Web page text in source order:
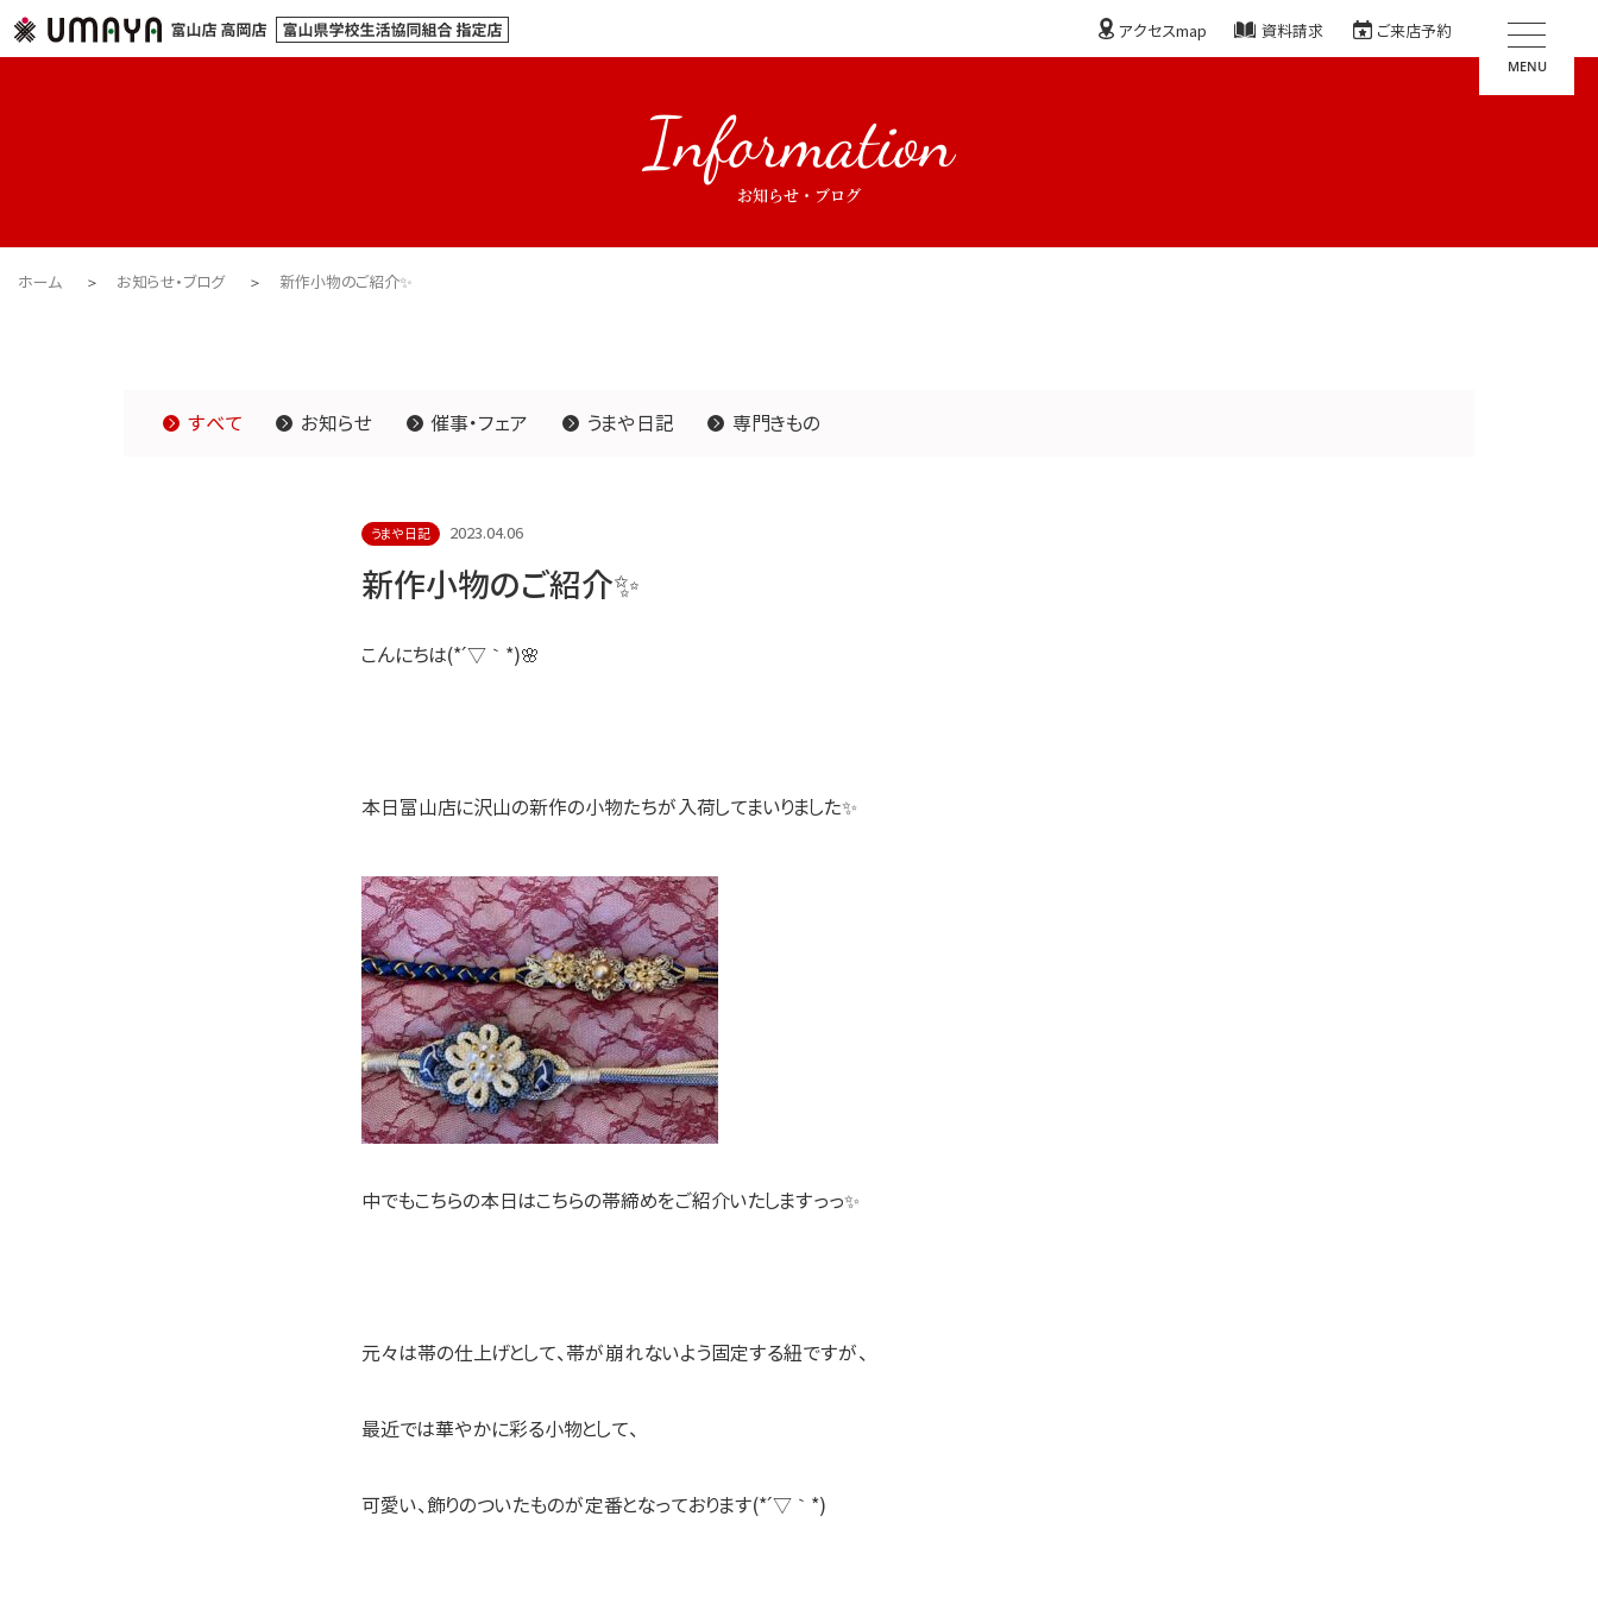
アクセスmap 資料請求 ご来店予約
MENU
Information
お知らせ・ブログ
ホーム お知らせ・ブログ 新作小物のご紹介✨
すべて お知らせ 催事・フェア うまや日記 専門きもの
うまや日記 2023.04.06
新作小物のご紹介✨
こんにちは(*´▽｀*)🌸
本日富山店に沢山の新作の小物たちが入荷してまいりました✨
中でもこちらの本日はこちらの帯締めをご紹介いたしますっっ✨
元々は帯の仕上げとして、帯が崩れないよう固定する紐ですが、
最近では華やかに彩る小物として、
可愛い、飾りのついたものが定番となっております(*´▽｀*)